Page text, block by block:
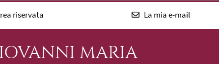
riservata La mia e-mail
MARIA